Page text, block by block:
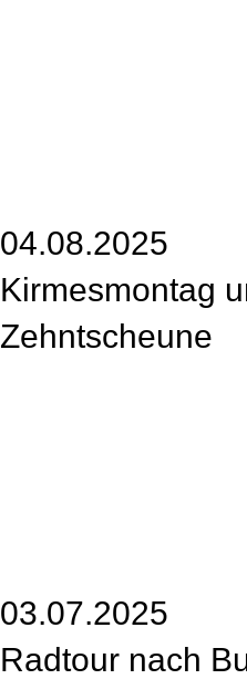
04.08.2025
Kirmesmontag
Zehntscheune
03.07.2025
Radtour nach